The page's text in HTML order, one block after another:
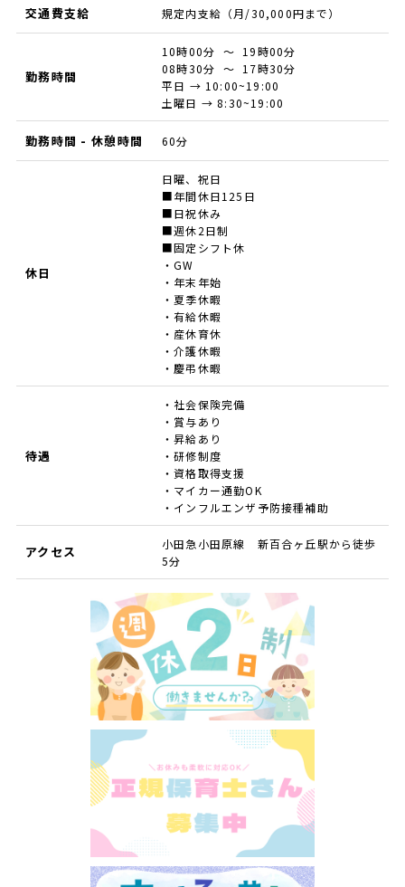
交通費支給 規定内支給（月/30,000円まで）
勤務時間
10時00分 ～ 19時00分
08時30分 ～ 17時30分
平日 → 10:00~19:00
土曜日 → 8:30~19:00
勤務時間 - 休憩時間 60分
休日
日曜、祝日
■年間休日125日
■日祝休み
■週休2日制
■固定シフト休
・GW
・年末年始
・夏季休暇
・有給休暇
・産休育休
・介護休暇
・慶弔休暇
待遇
・社会保険完備
・賞与あり
・昇給あり
・研修制度
・資格取得支援
・マイカー通勤OK
・インフルエンザ予防接種補助
アクセス
小田急小田原線 新百合ヶ丘駅から徒歩
5分